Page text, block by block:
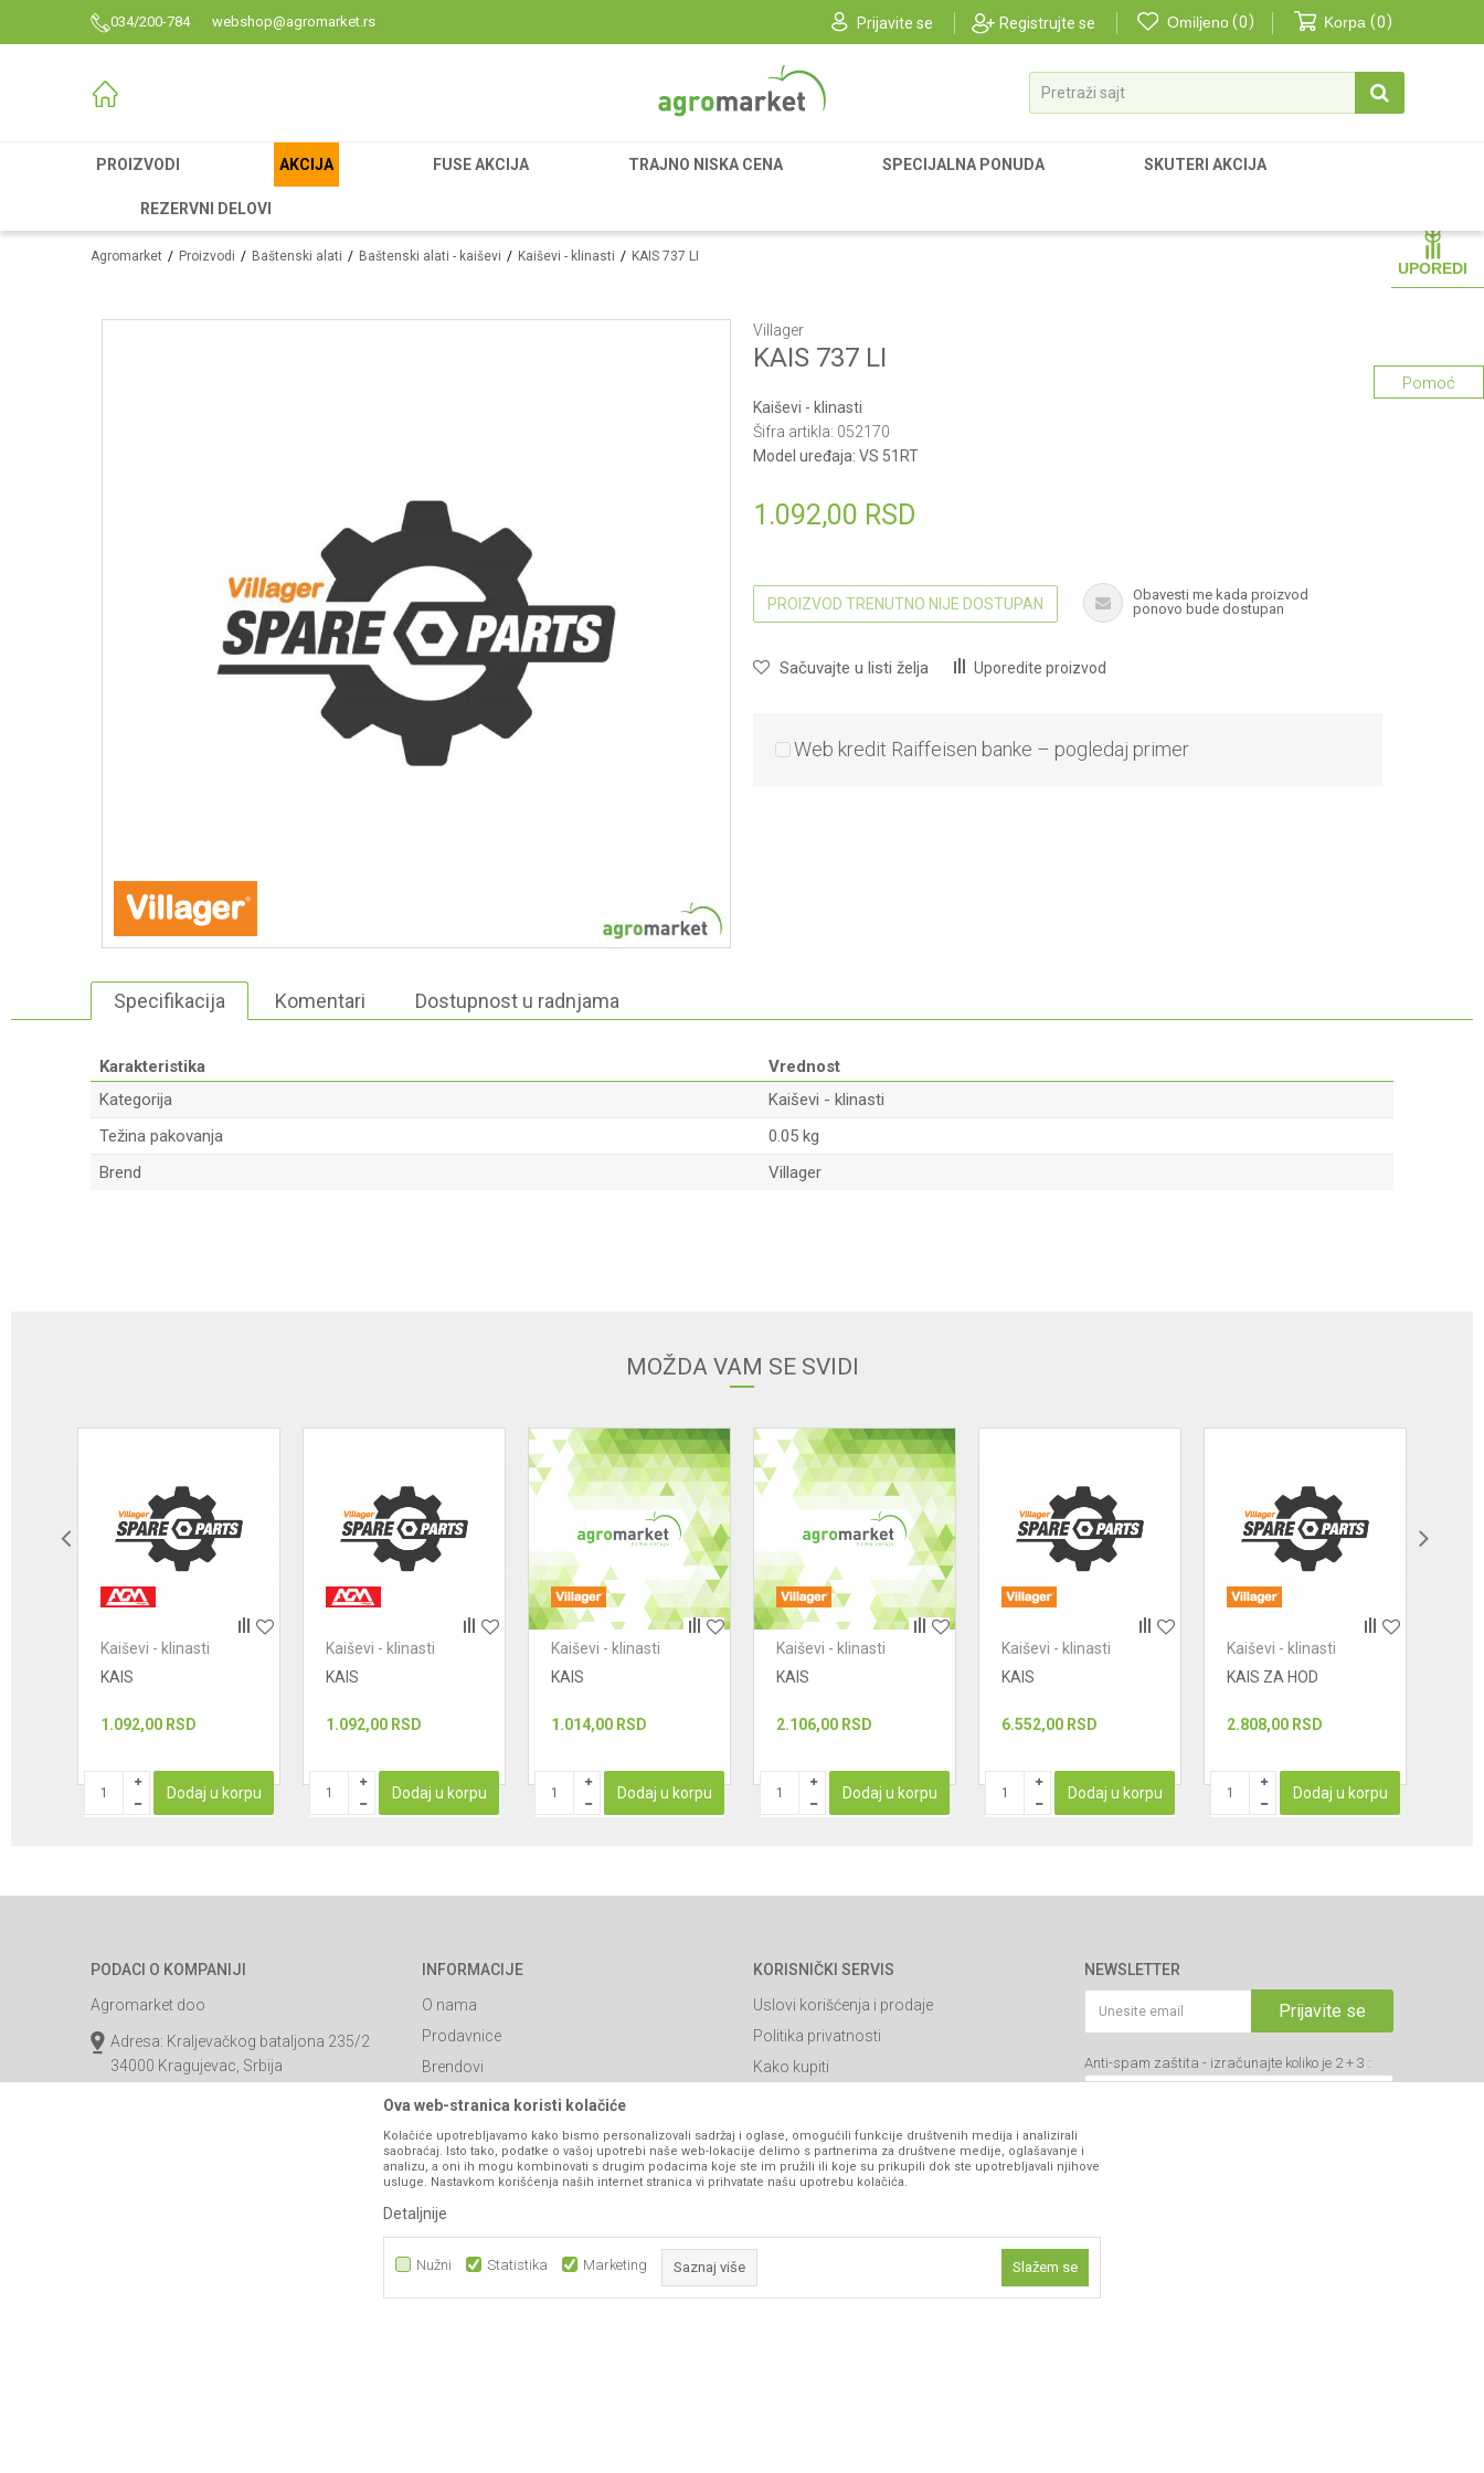
034/200-784 webshop@agromarket.rs Prijavite se Registrujte se Omiljeno 0 Korpa 0
Pretraži sajt
PROIZVODI AKCIJA FUSE AKCIJA TRAJNO NISKA CENA SPECIJALNA PONUDA SKUTERI AKCIJA
REZERVNI DELOVI
UPOREDI
Agromarket Proizvodi Baštenski alati Baštenski alati - kaiševi Kaiševi - klinasti KAIS 737 LI
Villager
KAIS 737 LI
Kaiševi - klinasti
Šifra artikla: 052170
Model uređaja: VS 51RT
1.092,00 RSD
PROIZVOD TRENUTNO NIJE DOSTUPAN
Obavesti me kada proizvod
ponovo bude dostupan
Sačuvajte u listi želja Uporedite proizvod
Web kredit Raiffeisen banke – pogledaj primer
Pomoć
Specifikacija Komentari Dostupnost u radnjama
Karakteristika
Vrednost
Kategorija
Kaiševi - klinasti
Težina pakovanja
0.05 kg
Brend
Villager
POŠALJI
MOŽDA VAM SE SVIDI
Kaiševi - klinasti
KAIS
1.092,00 RSD
Dodaj u korpu
Kaiševi - klinasti
KAIS
1.092,00 RSD
Dodaj u korpu
Kaiševi - klinasti
KAIS
1.014,00 RSD
Dodaj u korpu
Kaiševi - klinasti
KAIS
2.106,00 RSD
Dodaj u korpu
Kaiševi - klinasti
KAIS
6.552,00 RSD
Dodaj u korpu
Kaiševi - klinasti
KAIS ZA HOD
2.808,00 RSD
Dodaj u korpu
PODACI O KOMPANIJI
Agromarket doo
Adresa: Kraljevačkog bataljona 235/2
34000 Kragujevac, Srbija
INFORMACIJE
O nama
Prodavnice
Brendovi
Katalozi
Saradnja
Blog
Najčešća pitanja
Kontakt
KORISNIČKI SERVIS
Uslovi korišćenja i prodaje
Politika privatnosti
Kako kupiti
Click & Collect
Načini plaćanja
Plaćanje karticama
Pravo na odustajanje
Reklamacije
NEWSLETTER
Prijavite se
Anti-spam zaštita - izračunajte koliko je 2 + 3 :
VIBER I SMS NEWSLETTER
Ova web-stranica koristi kolačiće
Kolačiće upotrebljavamo kako bismo personalizovali sadržaj i oglase, omogućili funkcije društvenih medija i analizirali
saobraćaj. Isto tako, podatke o vašoj upotrebi naše web-lokacije delimo s partnerima za društvene medije, oglašavanje i
analizu, a oni ih mogu kombinovati s drugim podacima koje ste im pružili ili koje su prikupili dok ste upotrebljavali njihove
usluge. Nastavkom korišćenja naših internet stranica vi prihvatate našu upotrebu kolačića.
Detaljnije
Nužni Statistika Marketing Saznaj više Slažem se